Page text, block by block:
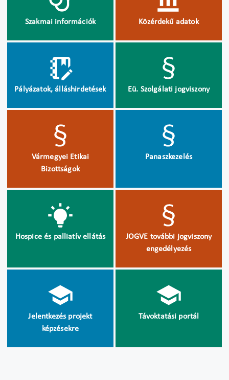
Szakmai információk Közérdekű adatok
Pályázatok, álláshirdetések Eü. Szolgálati jogviszony
Vármegyei Etikai
Bizottságok
Panaszkezelés
Hospice és palliatív ellátás
JOGVE további jogviszony
engedélyezés
Jelentkezés projekt
képzésekre
Távoktatási portál